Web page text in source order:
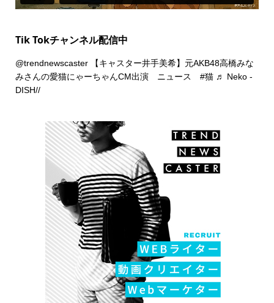
Tik Tokチャンネル配信中
@trendnewscaster【キャスター井手美希】元AKB48高橋みな
みさんの愛猫にゃーちゃんCM出演 ニュース #猫 ♬ Neko -
DISH//